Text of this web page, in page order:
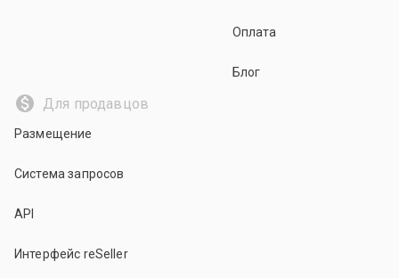
Оплата
Блог
Для продавцов
Размещение
Система запросов
API
Интерфейс reSeller